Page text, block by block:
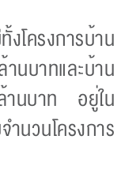
โครงการบ้าน
นบาทและบ้าน
นบาท อยู่ใน
นวนโครงการ